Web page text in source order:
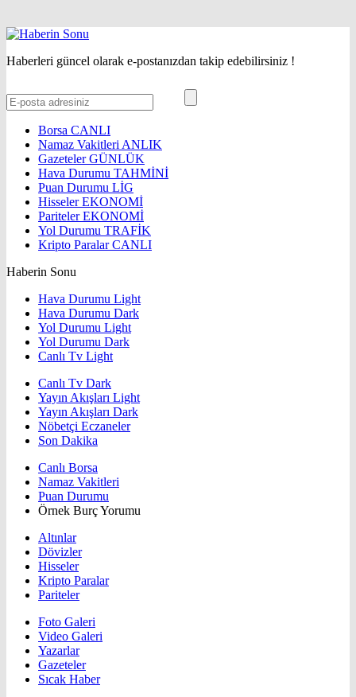
Haberleri güncel olarak e-postanızdan takip edebilirsiniz !
Borsa CANLI
Namaz Vakitleri ANLIK
GazetelerGÜNLÜK
Hava Durumu TAHMİNİ
Puan Durumu LİG
HisselerEKONOMİ
ParitelerEKONOMİ
Yol Durumu TRAFİK
Kripto ParalarCANLI
Haberin Sonu
Hava Durumu Light
Hava Durumu Dark
Yol Durumu Light
Yol Durumu Dark
Canlı Tv Light
Canlı Tv Dark
Yayın Akışları Light
Yayın Akışları Dark
Nöbetçi Eczaneler
Son Dakika
Canlı Borsa
Namaz Vakitleri
Puan Durumu
Örnek Burç Yorumu
Altınlar
Dövizler
Hisseler
Kripto Paralar
Pariteler
Foto Galeri
Video Galeri
Yazarlar
Gazeteler
Sıcak Haber